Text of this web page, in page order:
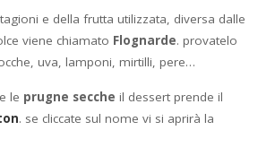
e della frutta utilizzata, diversa dalle
viene chiamato Flognarde. provatelo
uva, lamponi, mirtilli, pere…
le prugne secche il dessert prende il
. se cliccate sul nome vi si aprirà la